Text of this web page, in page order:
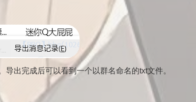
出完成后可以看到一个以群名命名的txt文件。